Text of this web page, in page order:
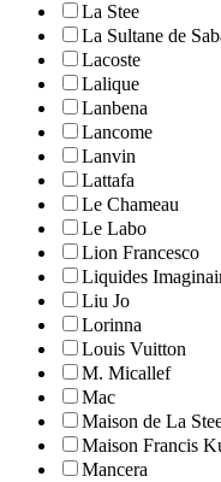
La Stee
La Sultane de
Lacoste
Lalique
Lanbena
Lancome
Lanvin
Lattafa
Le Chameau
Le Labo
Lion Francesco
Liquides
Liu Jo
Lorinna
Louis Vuitton
M. Micallef
Mac
Maison de La
Maison Francis
Mancera